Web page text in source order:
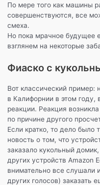
По мере того как машины
совершенствуются, все
смеха.
Но пока мрачное будущее
взглянем на некоторые
Фиаско с
Вот классический
в Калифорнии в этом году,
реакции. Реакция
по причине другого
Если кратко, то дело было
новость о том, что
заказало кукольный
других устройств Amazon
внимательно все слушали
других голосов) заказать